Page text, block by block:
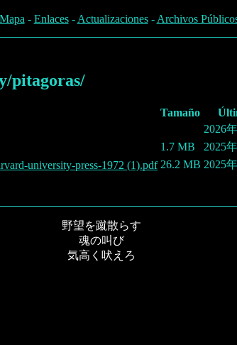
Mapa - Enlaces- Actualizaciones- Archivos
pitagoras/
Tamaño
2026
1.7 MB
2025
university-press-1972 (1).pdf 26.2 MB 2025
野望を蹴散らす
魂の叫び
気高く吠えろ